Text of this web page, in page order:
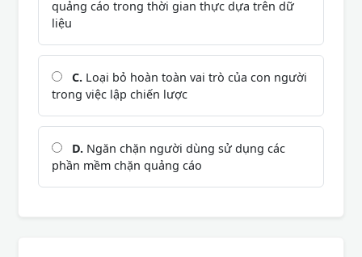
quảng cáo trong thời gian thực dựa trên dữ
liệu
C. Loại bỏ hoàn toàn vai trò của con người
trong việc lập chiến lược
D. Ngăn chặn người dùng sử dụng các
phần mềm chặn quảng cáo